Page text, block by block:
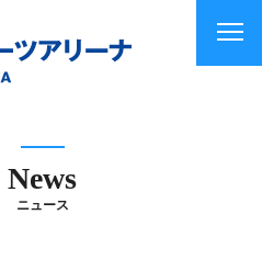
News
ニュース